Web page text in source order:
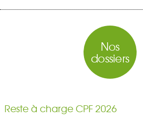
Nos
dossiers
Reste à charge CPF 2026